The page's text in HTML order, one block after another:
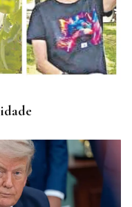
junto a